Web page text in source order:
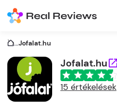
...Jofalat.hu
Jofalat.hu
15 értékelések